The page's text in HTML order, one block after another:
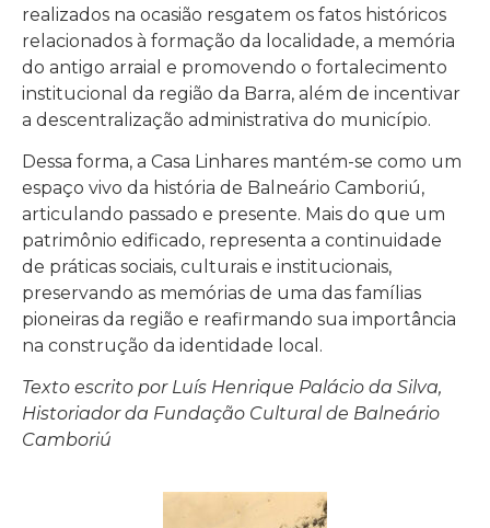
realizados na ocasião resgatem os fatos históricos
relacionados à formação da localidade, a memória
do antigo arraial e promovendo o fortalecimento
institucional da região da Barra, além de incentivar
a descentralização administrativa do município.
Dessa forma, a Casa Linhares mantém-se como um
espaço vivo da história de Balneário Camboriú,
articulando passado e presente. Mais do que um
patrimônio edificado, representa a continuidade
de práticas sociais, culturais e institucionais,
preservando as memórias de uma das famílias
pioneiras da região e reafirmando sua importância
na construção da identidade local.
Texto escrito por Luís Henrique Palácio da Silva,
Historiador da Fundação Cultural de Balneário
Camboriú